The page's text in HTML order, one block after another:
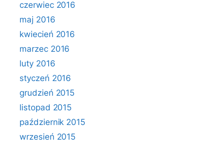
czerwiec 2016
maj 2016
kwiecień 2016
marzec 2016
luty 2016
styczeń 2016
grudzień 2015
listopad 2015
październik 2015
wrzesień 2015